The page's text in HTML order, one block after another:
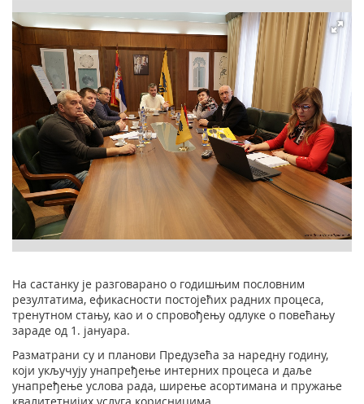
На састанку је разговарано о годишњим пословним
резултатима, ефикасности постојећих радних процеса,
тренутном стању, као и о спровођењу одлуке о повећању
зараде од 1. јануара.
Разматрани су и планови Предузећа за наредну годину,
који укључују унапређење интерних процеса и даље
унапређење услова рада, ширење асортимана и пружање
квалитетнијих услуга корисницима.